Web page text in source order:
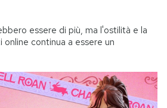
essere di più, ma l'ostilità e la
continua a essere un